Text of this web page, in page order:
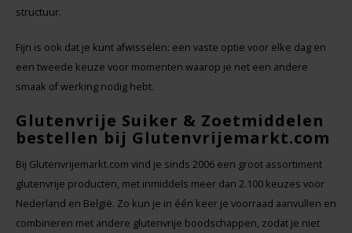
structuur.
Fijn is ook dat je kunt afwisselen: een vaste optie voor elke dag en
een tweede keuze voor momenten waarop je net een andere
smaak of werking nodig hebt.
Glutenvrije Suiker & Zoetmiddelen
bestellen bij Glutenvrijemarkt.com
Bij Glutenvrijemarkt.com vind je sinds 2006 een groot assortiment
glutenvrije producten, met inmiddels meer dan 2.100 keuzes voor
Nederland en België. Zo kun je in één keer je voorraad aanvullen en
combineren met andere glutenvrije boodschappen, zodat je niet